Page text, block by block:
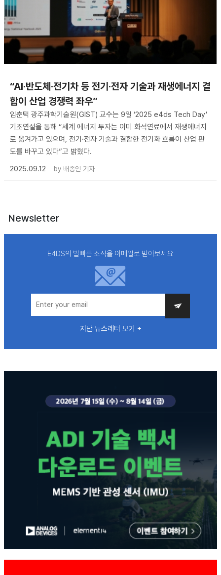
“AI·반도체·전기차 등 전기·전자 기술과 재생에너지 결
합이 산업 경쟁력 좌우”
임춘택 광주과학기술원(GIST) 교수는 9일 ‘2025 e4ds Tech Day’
기조연설을 통해 “세계 에너지 투자는 이미 화석연료에서 재생에너지
로 옮겨가고 있으며, 전기·전자 기술과 결합한 전기화 흐름이 산업 판
도를 바꾸고 있다”고 밝혔다.
2025.09.12
by 배종인 기자
Newsletter
E4DS의 발빠른 소식을 이메일로 받아보세요
지난 뉴스레터 보기 +